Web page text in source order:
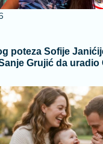
poteza Sofije
Grujić da uradio